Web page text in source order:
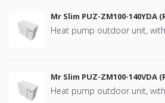
Mr Slim PUZ-ZM100-140YDA
Heat pump outdoor unit,
Mr Slim PUZ-ZM100-140VDA
Heat pump outdoor unit,